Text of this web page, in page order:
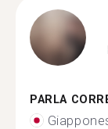
PARLA